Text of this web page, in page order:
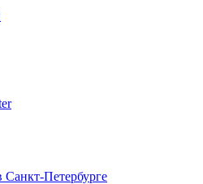
Петербурге